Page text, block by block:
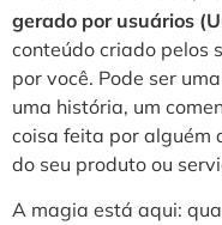
gerado por usuários
conteúdo criado pelos
por você. Pode ser
uma história, um
coisa feita por alguém
do seu produto ou
A magia está aqui: